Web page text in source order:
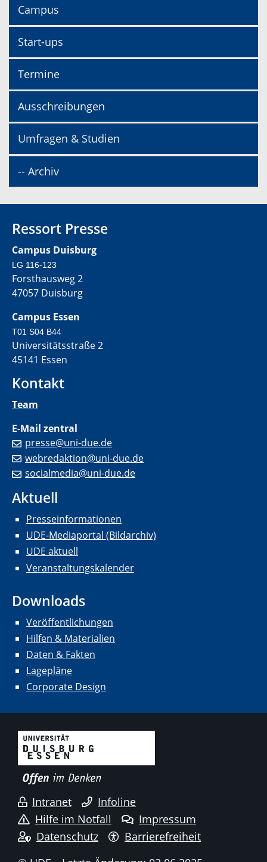
Campus
Start-ups
Termine
Ausschreibungen
Umfragen & Studien
-- Archiv
Ressort Presse
Campus Duisburg
LG 116-123
Forsthausweg 2
47057 Duisburg
Campus Essen
T01 S04 B44
Universitätsstraße 2
45141 Essen
Kontakt
Team
E-Mail zentral
presse@uni-due.de
webredaktion@uni-due.de
socialmedia@uni-due.de
Aktuell
Presseinformationen
UDE-Mediaportal (Bildarchiv)
UDE aktuell
Veranstaltungskalender
Downloads
Veröffentlichungen
Hilfen & Materialien
Daten & Fakten
Lagepläne
Corporate Design
Intranet
Infoline
Hilfe im Notfall
Impressum
Datenschutz
Barrierefreiheit